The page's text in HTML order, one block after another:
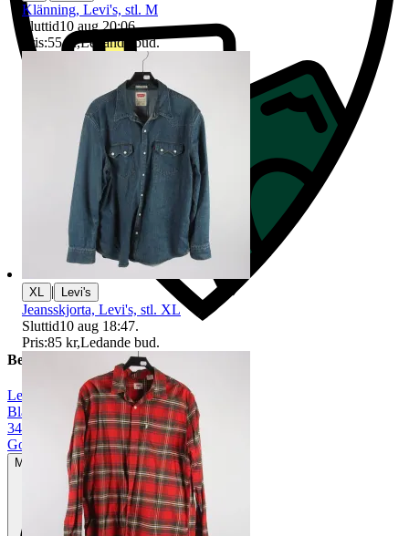
Beskrivning
Levi's
Blå
34"
Gott använt skick
Mindre tecken på användning
Klänning, Levi's, stl. M
Sluttid10 aug 20:06.
Pris:55 kr,Ledande bud.
XL | Levi's
Jeansskjorta, Levi's, stl. XL
Sluttid10 aug 18:47.
Pris:85 kr,Ledande bud.